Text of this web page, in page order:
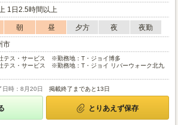
1日2.5時間以上
朝 昼 夕方 夜
夜勤
市
テス・サービス ※勤務地：T・ジョイ博多
テス・サービス ※勤務地：T・ジョイ リバーウォーク北九
日時：8月20日 掲載終了まであと13日
とりあえず保存